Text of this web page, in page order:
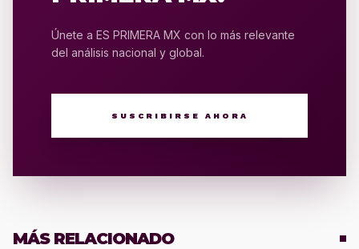
Únete a ES PRIMERA MX con lo más relevante
del análisis nacional y global.
SUSCRIBIRSE AHORA
MÁS RELACIONADO